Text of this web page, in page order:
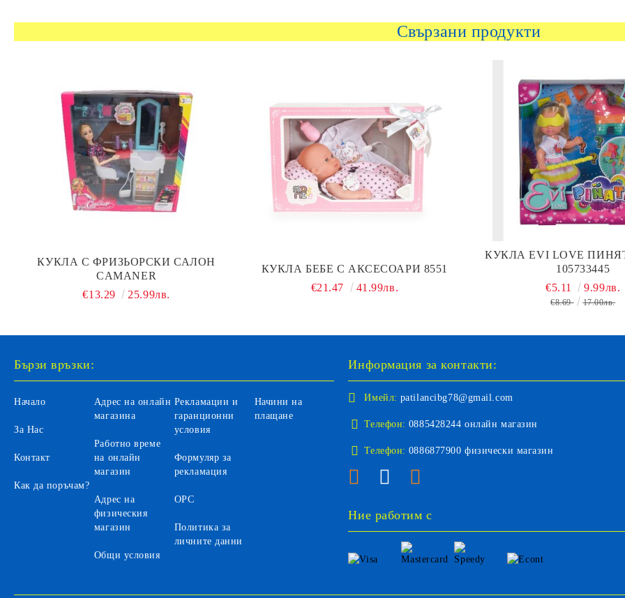
Свързани продукти
КУКЛА С ФРИЗЬОРСКИ САЛОН
CAMANER
€13.29
25.99лв.
КУКЛА БЕБЕ С АКСЕСОАРИ 8551
€21.47
41.99лв.
КУКЛА EVI LOVE
105733445
€5.11 9.99лв.
€8.69 17.00лв.
Бързи връзки:
Начало
За Нас
Контакт
Как да поръчам?
Адрес на онлайн
магазина
Работно време
на онлайн
магазин
Адрес на
физическия
магазин
Общи условия
Рекламации и
гаранционни
условия
Формуляр за
рекламация
ОРС
Политика за
личните данни
Начини на
плащане
Информация за контакти:
Имейл: patilancibg78@gmail.com
Телефон: 0885428244 онлайн магазин
Телефон: 0886877900 физически магазин
Ние работим с